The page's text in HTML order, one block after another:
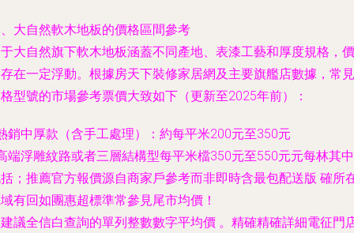
大自然軟木地板的價格區間參考
大自然旗下軟木地板涵蓋不同產地、表漆工藝和厚度規格，價
在一定浮動。根據房天下裝修家居網及主要旗艦店數據，常見
型號的市場參考票價大致如下（更新至2025年前）：
銷中厚款（含手工處理）：約每平米200元至350元
端浮雕紋路或者三層結構型每平米檔350元至550元元每林其中
； 推薦官方報價源自商家戶參考而非即時含最包配送版 確所
有回如團惠超標準常參見尾市均價！
議全信白查詢的單列整數數字平均價 。精確精確詳細電征門